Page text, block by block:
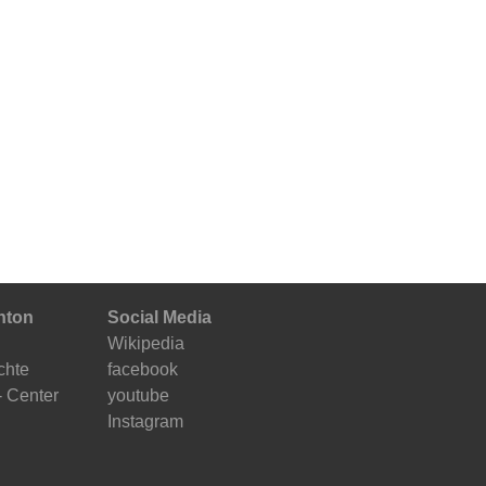
Center
Social Media
Wikipedia
facebook
youtube
Instagram